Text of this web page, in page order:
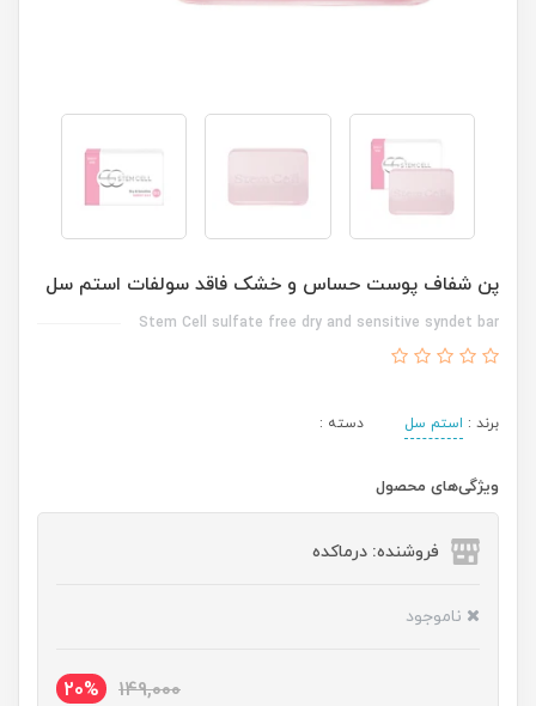
پن شفاف پوست حساس و خشک فاقد سولفات استم سل
Stem Cell sulfate free dry and sensitive syndet bar
برند : استم سل دسته :
ویژگی‌های محصول
فروشنده: درماکده
ناموجود
149,000
20%